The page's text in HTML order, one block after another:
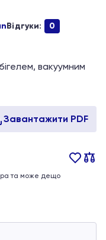
Відгуки: 0
вакуумним
та може дещо